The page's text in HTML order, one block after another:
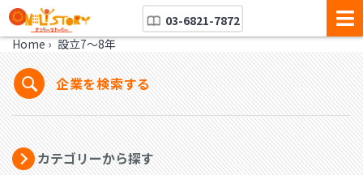
03-6821-7872
Home › 設立7〜8年
企業を検索する
カテゴリーから探す